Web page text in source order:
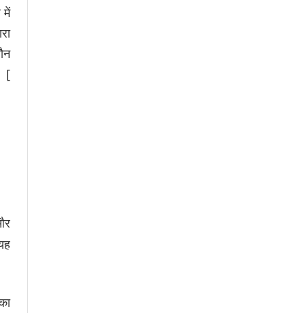
में
[